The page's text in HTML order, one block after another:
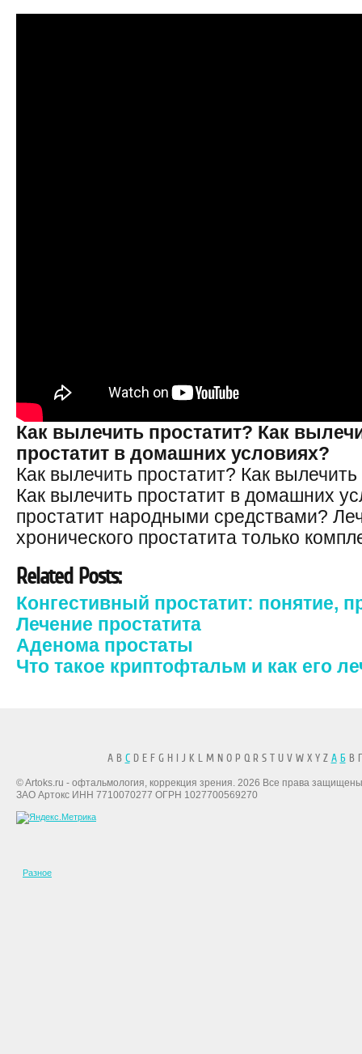
Как вылечить простатит? Как
простатит в домашних условиях?
Как вылечить простатит? Как
Как вылечить простатит в домашних
простатит народными средствами?
хронического простатита только
Related Posts:
Конгестивный простатит: понятие,
Лечение простатита
Аденома простаты
Что такое криптофтальм и как его
A B CD E F G H I J K L M N O P Q R S T U V W X Y Z А БВ
© Artoks.ru - офтальмология, коррекция зрения. 2026 Все права
ЗАО Артокс ИНН 7710070277 ОГРН 1027700569270
Разное